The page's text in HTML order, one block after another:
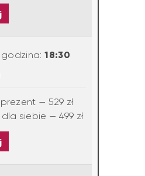
godzina: 18:30
— 529 zł
siebie — 499 zł